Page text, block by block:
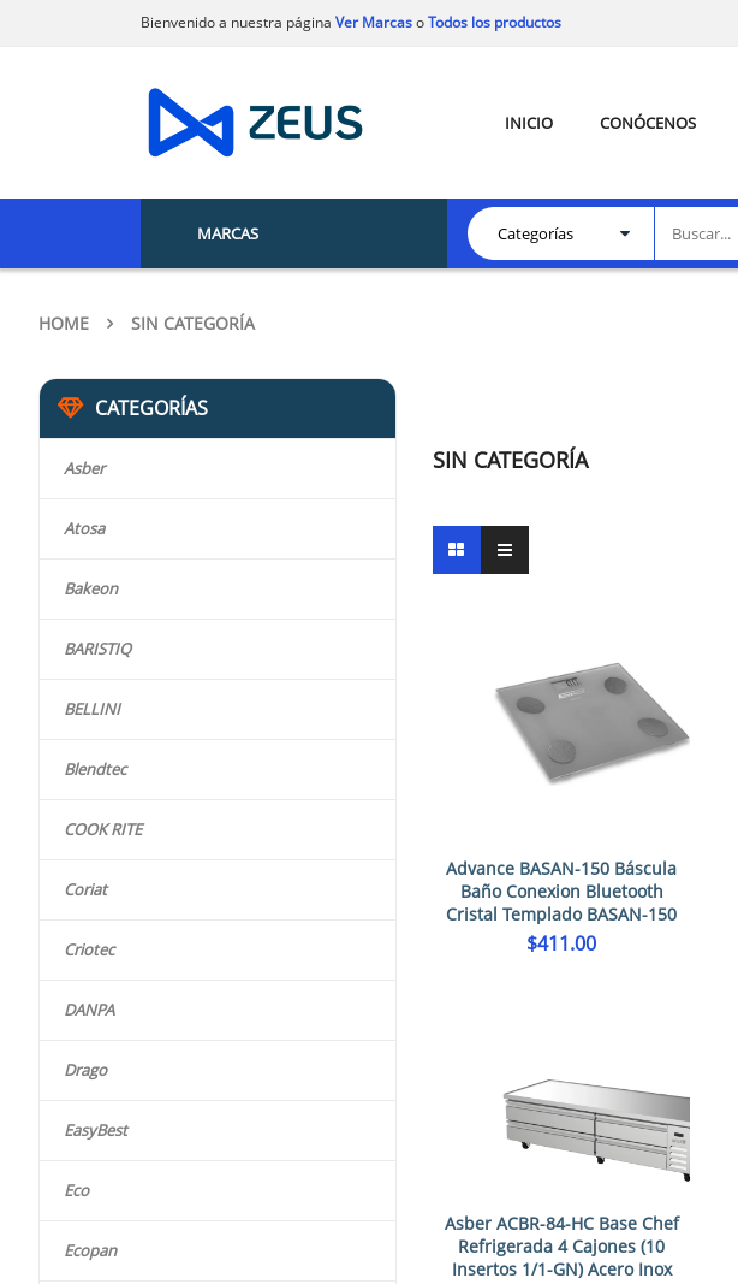
Bienvenido a nuestra página Ver MarcasoTodos los productos
INICIO CONÓCENOS
MARCAS
HOME SIN CATEGORÍA
CATEGORÍAS
Asber
Atosa
Bakeon
BARISTIQ
BELLINI
Blendtec
COOK RITE
Coriat
Criotec
DANPA
Drago
EasyBest
Eco
Ecopan
SIN CATEGORÍA
Advance BASAN-150 Báscula
Baño Conexion Bluetooth
Cristal Templado BASAN-150
$411.00
Asber ACBR-84-HC Base Chef
Refrigerada 4 Cajones (10
Insertos 1/1-GN) Acero Inox